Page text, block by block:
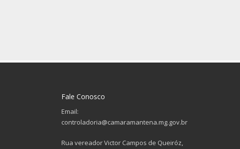
Fale Conosco
Email:
controladoria@camaramantena.mg.gov.br
Rua vereador Victor Campos de Queiróz,